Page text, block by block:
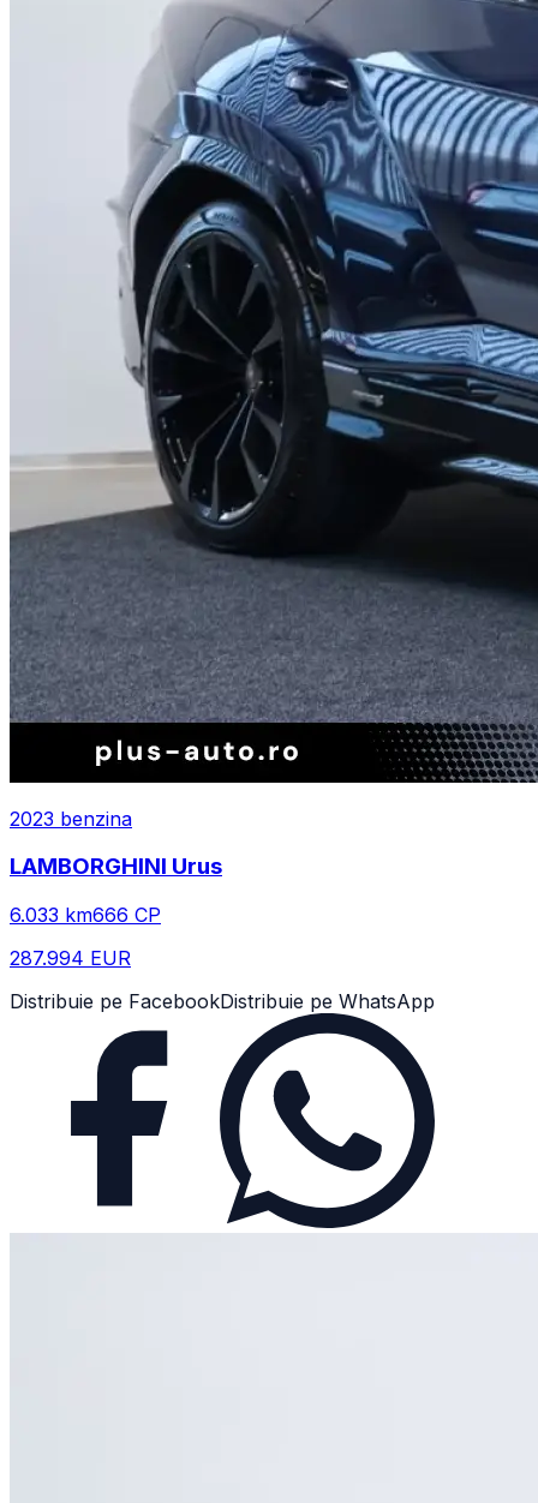
2023 benzina
LAMBORGHINI Urus
6.033 km666 CP
287.994 EUR
Distribuie pe FacebookDistribuie pe WhatsApp